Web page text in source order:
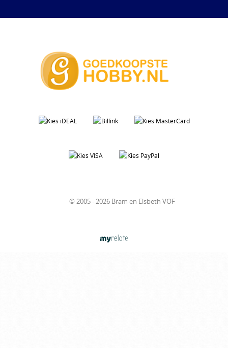
© 2005 - 2026 Bram en Elsbeth VOF